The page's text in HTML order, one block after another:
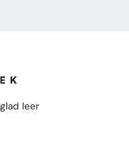
leer